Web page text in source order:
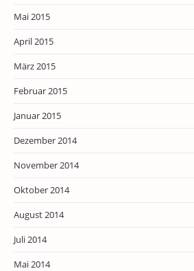
Mai 2015
April 2015
März 2015
Februar 2015
Januar 2015
Dezember 2014
November 2014
Oktober 2014
August 2014
Juli 2014
Mai 2014